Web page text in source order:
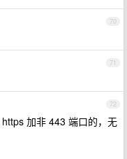
70
71
72
加非 443 端口的，无